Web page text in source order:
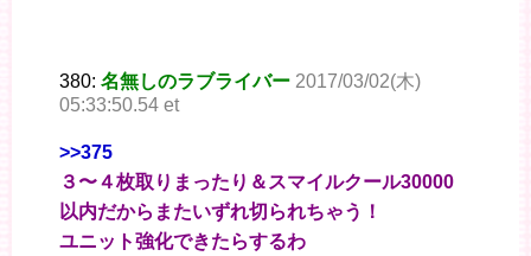
380: 名無しのラブライバー 2017/03/02(木)
05:33:50.54 et
>>375
３〜４枚取りまったり＆スマイルクール30000
以内だからまたいずれ切られちゃう！
ユニット強化できたらするわ